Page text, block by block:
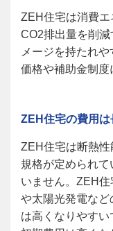
ZEH住宅は消費
CO2排出量を削
メージを持たれ
価格や補助金制度
ZEH住宅の費用
ZEH住宅は断熱
規格が定められ
いません。ZEH
や太陽光発電など
は高くなりやすい